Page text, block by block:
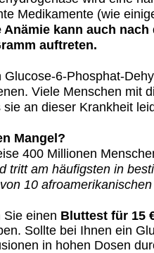
Medikamente (wie
Anämie kann auch
auftreten.
Glucose-6-Phosphat-
Viele Menschen mit
sie an dieser Krankheit
Mangel?
400 Millionen
tritt am häufigsten in
10
Sie einen Bluttest für 15
. Sollte bei Ihnen ein
in hohen Dosen